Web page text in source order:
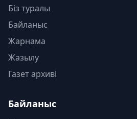
Біз туралы
Байланыс
Жарнама
Жазылу
Газет архиві
Байланыс